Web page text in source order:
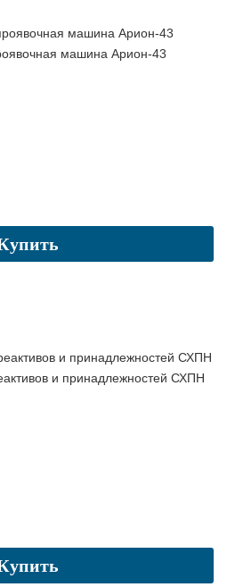
машина Арион-43
и принадлежностей СХПН